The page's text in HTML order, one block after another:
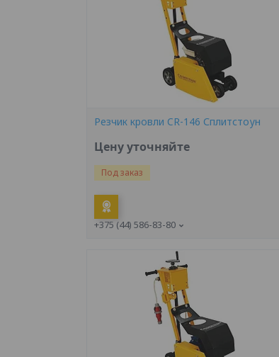
Резчик кровли CR-146 Сплитстоун
Цену уточняйте
Под заказ
+375 (44) 586-83-80